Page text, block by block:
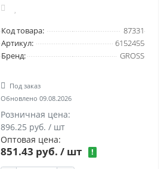
Код товара:
87331
Артикул:
6152455
Бренд:
GROSS
Под заказ
Обновлено 09.08.2026
Розничная цена:
896.25 руб. / шт
Оптовая цена:
851.43 руб. / шт !